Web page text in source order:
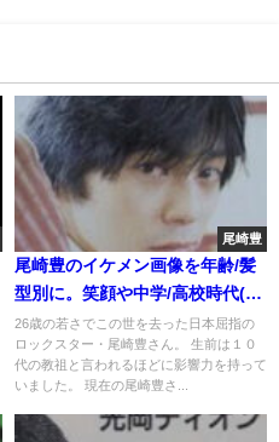
尾崎豊
尾崎豊のイケメン画像を年齢/髪
型別に。笑顔や中学/高校時代(青
山学院)の写真
26歳の若さでこの世を去った日本屈指の
ロックスター・尾崎豊さん。 生前は１０
代の教祖と言われるほどに影響力を持って
いました。 現在の尾崎豊さ...